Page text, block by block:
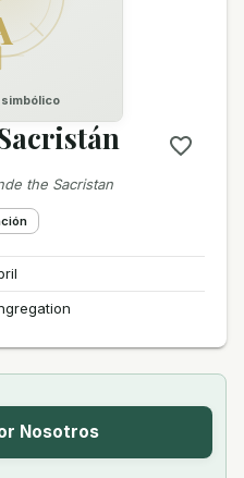
the Sacristan
Nosotros